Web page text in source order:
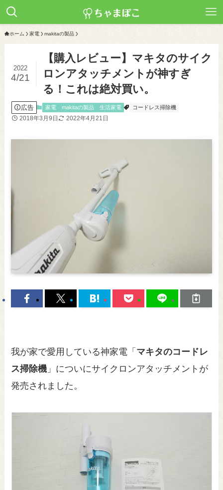
ホーム 家電 makitaの製品
【購入レビュー】マキタのサイク
ロンアタッチメントが神すぎ
る！これは絶対買い。
2022
4/21
広告 家電 makitaの製品 生活家電 コードレス掃除機
2018年3月9日 2022年4月21日
我が家で愛用している神家電「 マキタのコードレ
ス掃除機 」についにサイクロンアタッチメントが
発売されました。